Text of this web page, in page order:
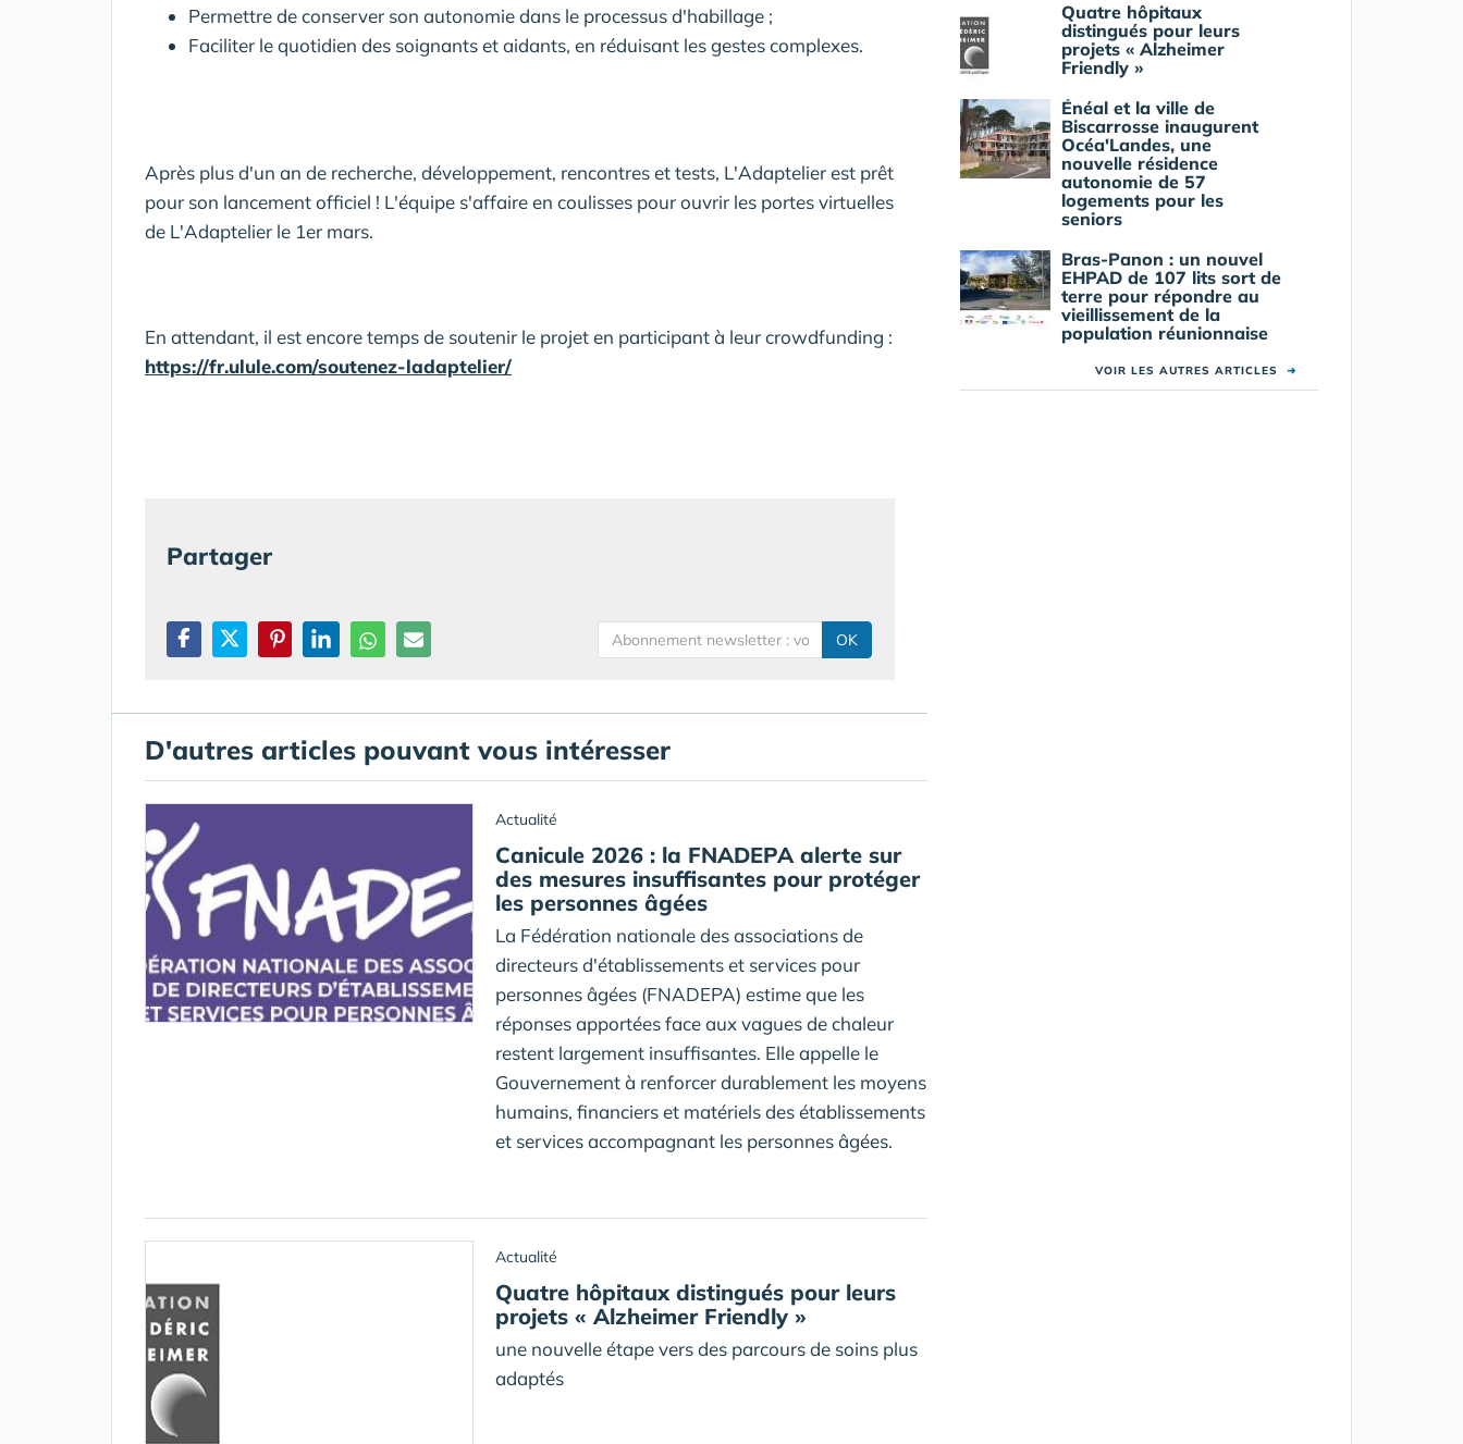
Permettre de conserver son autonomie dans le processus d'habillage ;
Faciliter le quotidien des soignants et aidants, en réduisant les gestes complexes.
Après plus d'un an de recherche, développement, rencontres et tests, L'Adaptelier est prêt
pour son lancement officiel ! L'équipe s'affaire en coulisses pour ouvrir les portes virtuelles
de L'Adaptelier le 1er mars.
En attendant, il est encore temps de soutenir le projet en participant à leur crowdfunding :
https://fr.ulule.com/soutenez-ladaptelier/
Partager
OK
D'autres articles pouvant vous intéresser
Actualité
Canicule 2026 : la FNADEPA alerte sur
des mesures insuffisantes pour protéger
les personnes âgées
La Fédération nationale des associations de
directeurs d'établissements et services pour
personnes âgées (FNADEPA) estime que les
réponses apportées face aux vagues de chaleur
restent largement insuffisantes. Elle appelle le
Gouvernement à renforcer durablement les moyens
humains, financiers et matériels des établissements
et services accompagnant les personnes âgées.
Actualité
Quatre hôpitaux distingués pour leurs
projets « Alzheimer Friendly »
une nouvelle étape vers des parcours de soins plus
adaptés
Quatre hôpitaux
distingués pour leurs
projets « Alzheimer
Friendly »
Énéal et la ville de
Biscarrosse inaugurent
Océa'Landes, une
nouvelle résidence
autonomie de 57
logements pour les
seniors
Bras-Panon : un nouvel
EHPAD de 107 lits sort de
terre pour répondre au
vieillissement de la
population réunionnaise
VOIR LES AUTRES ARTICLES ➜